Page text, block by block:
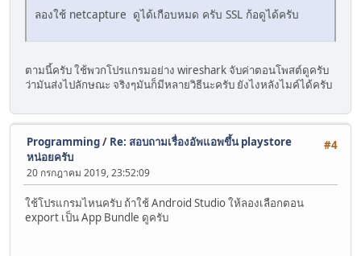
ลองใช้ netcapture ดูได้เกือบหมด ครับ SSL ก้อดูได้ครับ
ตามนี้ครับ ใช้พวกโปรแกรมอย่าง wireshark จับค่าตอนโพสต์ดูครับ
ว่ามันส่งไปลักษณะ จริงๆมันก็มีหลายวิธีนะครับ ยังไงหลังไมค์ได้ครับ
#4
Programming/ Re: สอบถามเรื่องอัพแอพขึ้น playstore
หน่อยครับ
20 กรกฎาคม 2019, 23:52:09
ใช้โปรแกรมไหนครับ ถ้าใช้ Android Studio ให้ลองเลือกตอน
export เป็น App Bundle ดูครับ